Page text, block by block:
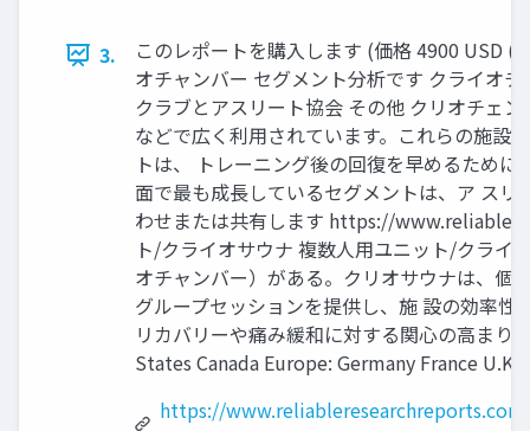
3.
このレポートを購入します (価格 4900 USD
オチャンバー セグメント分析です クライオ
クラブとアスリート協会 その他 クリオチェ
などで広く利用されています。これらの施設
トは、 トレーニング後の回復を早めるため
面で最も成長しているセグメントは、ア ス
わせまたは共有します https://
ト/クライオサウナ 複数人用ユニット/クライ
オチャンバー）がある。クリオサウナは、個
グループセッションを提供し、施 設の効率
リカバリーや痛み緩和に対する関心の高ま
States Canada Europe: Germany France U.K.
https://